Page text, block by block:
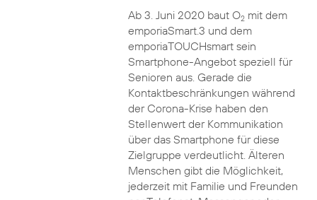
Ab 3. Juni 2020 baut O2mit dem
emporiaSmart.3 und dem
emporiaTOUCHsmart sein
Smartphone-Angebot speziell für
Senioren aus. Gerade die
Kontaktbeschränkungen während
der Corona-Krise haben den
Stellenwert der Kommunikation
über das Smartphone für diese
Zielgruppe verdeutlicht. Älteren
Menschen gibt die Möglichkeit,
jederzeit mit Familie und Freunden